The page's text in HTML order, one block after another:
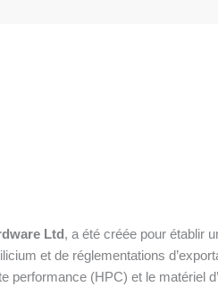
Ltd, a été créée pour établir
et de réglementations
(HPC) et le matériel